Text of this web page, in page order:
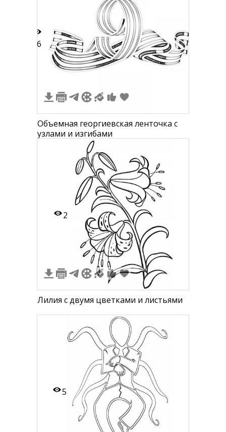
16
Объемная георгиевская ленточка с
узлами и изгибами
2
Лилия с двумя цветками и листьями
5